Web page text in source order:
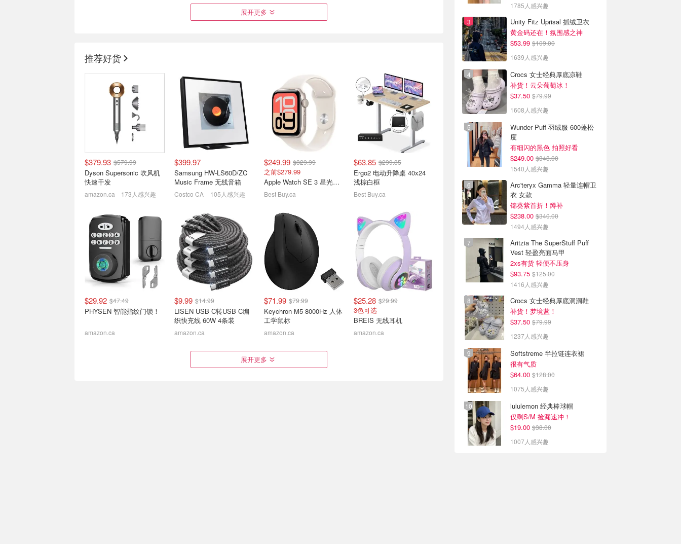
史低价：ASUS 11.6吋便携
笔记本 64GB 上网课必备
$349.00
2026年复活节 加拿大复活
节假期活动攻略 | 折扣汇总
复活节彩蛋来喽~
2026 加拿大新年大促折扣 -
New Year's Sale新年大促
必买清单
开年大促攻略
2024黑五 电脑品牌机、整
机、配件 折扣预测 锐龙
AI9光速滑跪
纯干货 多搜索 先马住 再手速
CES2024新品速递：背插
宇宙新篇章，三星Galaxy
闪耀球型剧场
透明电视展现科技美学
加拿大留学新生必读 - 到加
必看购物生活旅游指南
留学生活小攻略
加拿大七夕情人节约会礼物
攻略 - 内附餐厅活动+折扣
七夕限定大总结
加拿大亚马逊中文入口 - 退
货指南 | 会员福利攻略 | 近
期优惠
Computex 2022 Zen4、
CES2022 云游记 第三日：
PC厂商全军出击 2K 240Hz
展开更多
推荐好货
$379.93 $579.99
Dyson Supersonic 吹风机
快速干发
amazon.ca 173人感兴趣
$399.97
Samsung HW-LS60D/ZC
Music Frame 无线音箱
Costco CA 105人感兴趣
$249.99 $329.99
之前$279.99
Apple Watch SE 3 星光铝壳 40mm
Best Buy.ca
$63.85 $299.85
Ergo2 电动升降桌 40x24
浅棕白框
Best Buy.ca
$29.92 $47.49
PHYSEN 智能指纹门锁！
amazon.ca
$9.99 $14.99
LISEN USB C转USB C编
织快充线 60W 4条装
amazon.ca
$71.99 $79.99
Keychron M5 8000Hz 人体
工学鼠标
amazon.ca
$25.28 $29.99
3色可选
BREIS 无线耳机
amazon.ca
展开更多
1785人感兴趣
Unity Fitz Uprisal 抓绒卫衣
黄金码还在！氛围感之神
$53.99 $109.00
1639人感兴趣
Crocs 女士经典厚底凉鞋
补货！云朵葡萄冰！
$37.50 $79.99
1608人感兴趣
Wunder Puff 羽绒服 600蓬松
度
有细闪的黑色 拍照好看
$249.00 $348.00
1540人感兴趣
Arc'teryx Gamma 轻量连帽卫
衣 女款
锦葵紫首折！蹲补
$238.00 $340.00
1494人感兴趣
Aritzia The SuperStuff Puff
Vest 轻盈亮面马甲
2xs有货 轻便不压身
$93.75 $125.00
1416人感兴趣
Crocs 女士经典厚底洞洞鞋
补货！梦境蓝！
$37.50 $79.99
1237人感兴趣
Softstreme 半拉链连衣裙
很有气质
$64.00 $128.00
1075人感兴趣
lululemon 经典棒球帽
仅剩S/M 捡漏速冲！
$19.00 $38.00
1007人感兴趣